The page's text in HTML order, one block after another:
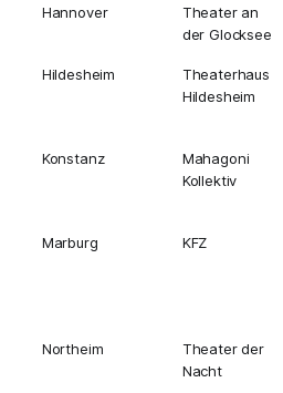
Hannover
Theater an
der Glocksee
Hildesheim
Theaterhaus
Hildesheim
Konstanz
Mahagoni
Kollektiv
Marburg KFZ
Northeim
Theater der
Nacht